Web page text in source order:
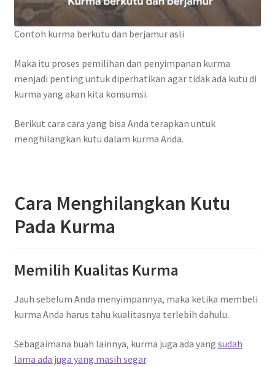
Contoh kurma berkutu dan berjamur asli
Maka itu proses pemilihan dan penyimpanan kurma
menjadi penting untuk diperhatikan agar tidak ada kutu di
kurma yang akan kita konsumsi.
Berikut cara cara yang bisa Anda terapkan untuk
menghilangkan kutu dalam kurma Anda.
Cara Menghilangkan Kutu
Pada Kurma
Memilih Kualitas Kurma
Jauh sebelum Anda menyimpannya, maka ketika membeli
kurma Anda harus tahu kualitasnya terlebih dahulu.
Sebagaimana buah lainnya, kurma juga ada yang sudah
lama ada juga yang masih segar.